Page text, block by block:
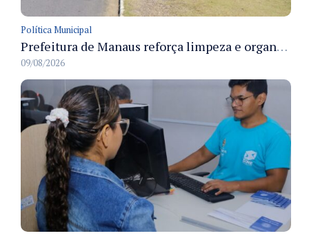
Política Municipal
Prefeitura de Manaus reforça limpeza e organização dos cemiterios municipais para receber famílias no Dia dos Pais
09/08/2026